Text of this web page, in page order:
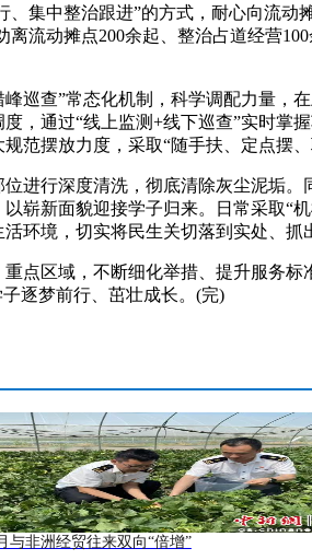
集中整治跟进”的方式，耐心向流
流动摊点200余起、整治占道经营
查”常态化机制，科学调配力量，
，通过“线上监测+线下巡查”实时掌
摆放力度，采取“随手扶、定点摆
行深度清洗，彻底清除灰尘泥垢。
崭新面貌迎接学子归来。日常采取“
环境，切实将民生关切落到实处、抓
区域，不断细化举措、提升服务标
逐梦前行、茁壮成长。(完)
与非洲经贸往来双向“倍增”